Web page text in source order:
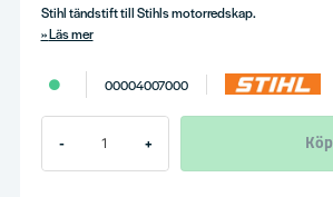
Stihl tändstift till Stihls motorredskap.
Läs mer
00004007000
- + Köp